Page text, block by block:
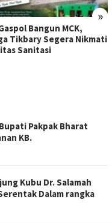
»
Bangun MCK,
Tikbary Segera Nikmati
Sanitasi
Pakpak Bharat
KB.
Kubu Dr. Salamah
Dalam rangka